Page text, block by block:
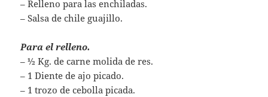
– Relleno para las enchiladas.
– Salsa de chile guajillo.
Para el relleno.
– ½ Kg. de carne molida de res.
– 1 Diente de ajo picado.
– 1 trozo de cebolla picada.